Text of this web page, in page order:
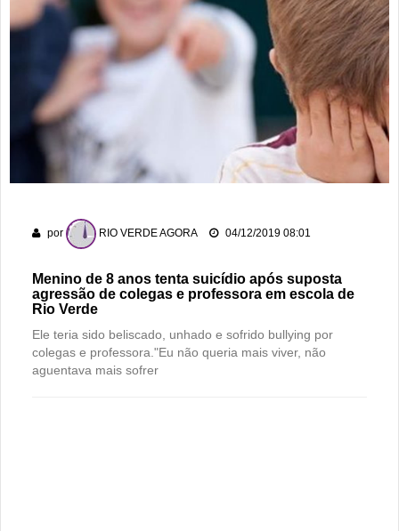
por RIO VERDE AGORA 04/12/2019 08:01
Menino de 8 anos tenta suicídio após suposta
agressão de colegas e professora em escola de
Rio Verde
Ele teria sido beliscado, unhado e sofrido bullying por
colegas e professora."Eu não queria mais viver, não
aguentava mais sofrer